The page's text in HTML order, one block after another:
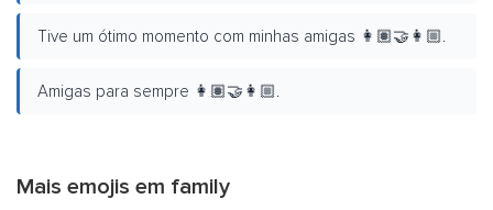
Tive um ótimo momento com minhas amigas 👩🏽‍🤝‍👩🏼.
Amigas para sempre 👩🏽‍🤝‍👩🏼.
Mais emojis em family